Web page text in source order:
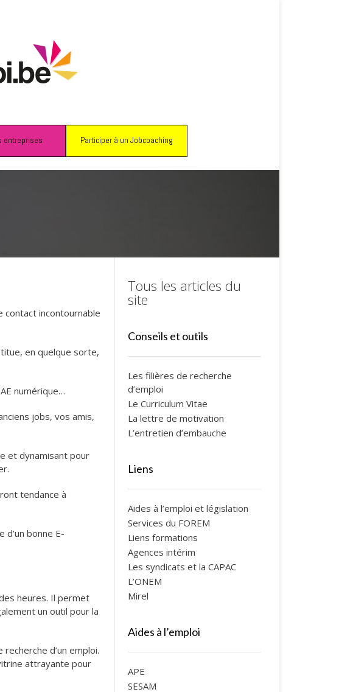
entreprises Participer à un Jobcoaching
contact incontournable
en quelque sorte,
numérique…
jobs, vos amis,
et dynamisant pour
tendance à
d’un bonne E-
heures. Il permet
un outil pour la
d’un emploi.
attrayante pour
Tous les articles du
site
Conseils et outils
Les filières de recherche
d’emploi
Le Curriculum Vitae
La lettre de motivation
L’entretien d’embauche
Liens
Aides à l’emploi et législation
Services du FOREM
Liens formations
Agences intérim
Les syndicats et la CAPAC
L’ONEM
Mirel
Aides à l’emploi
APE
SESAM